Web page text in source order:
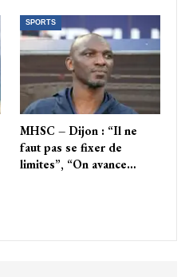
SPORTS
MHSC – Dijon : “Il ne
faut pas se fixer de
limites”, “On avance…